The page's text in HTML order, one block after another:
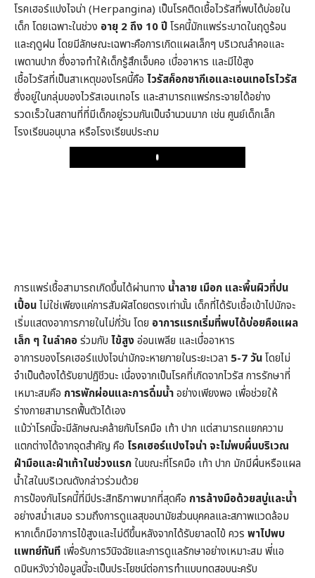
โรคเฮอร์แปงไจน่า (Herpangina) เป็นโรคติดเชื้อไวรัสที่พบได้บ่อยใน
เด็ก โดยเฉพาะในช่วง อายุ 2 ถึง 10 ปีโรคนี้มักแพร่ระบาดในฤดูร้อน
และฤดูฝน โดยมีลักษณะเฉพาะคือการเกิดแผลเล็กๆ บริเวณลำคอและ
เพดานปาก ซึ่งอาจทำให้เด็กรู้สึกเจ็บคอ เบื่ออาหาร และมีไข้สูง
เชื้อไวรัสที่เป็นสาเหตุของโรคนี้คือ ไวรัสค็อกซากีเอและเอนเทอโรไวรัส
ซึ่งอยู่ในกลุ่มของไวรัสเอนเทอโร และสามารถแพร่กระจายได้อย่าง
รวดเร็วในสถานที่ที่มีเด็กอยู่รวมกันเป็นจำนวนมาก เช่น ศูนย์เด็กเล็ก
โรงเรียนอนุบาล หรือโรงเรียนประถม
Play
การแพร่เชื้อสามารถเกิดขึ้นได้ผ่านทาง น้ำลาย เมือก และพื้นผิวที่ปน
เปื้อนไม่ใช่เพียงแค่การสัมผัสโดยตรงเท่านั้น เด็กที่ได้รับเชื้อเข้าไปมักจะ
เริ่มแสดงอาการภายในไม่กี่วัน โดย อาการแรกเริ่มที่พบได้บ่อยคือแผล
เล็ก ๆ ในลำคอร่วมกับ ไข้สูงอ่อนเพลีย และเบื่ออาหาร
อาการของโรคเฮอร์แปงไจน่ามักจะหายภายในระยะเวลา 5-7 วันโดยไม่
จำเป็นต้องได้รับยาปฏิชีวนะ เนื่องจากเป็นโรคที่เกิดจากไวรัส การรักษาที่
เหมาะสมคือ การพักผ่อนและการดื่มน้ำอย่างเพียงพอ เพื่อช่วยให้
ร่างกายสามารถฟื้นตัวได้เอง
แม้ว่าโรคนี้จะมีลักษณะคล้ายกับโรคมือ เท้า ปาก แต่สามารถแยกความ
แตกต่างได้จากจุดสำคัญ คือ โรคเฮอร์แปงไจน่า จะไม่พบผื่นบริเวณ
ฝ่ามือและฝ่าเท้าในช่วงแรกในขณะที่โรคมือ เท้า ปาก มักมีผื่นหรือแผล
น้ำใสในบริเวณดังกล่าวร่วมด้วย
การป้องกันโรคนี้ที่มีประสิทธิภาพมากที่สุดคือ การล้างมือด้วยสบู่และน้ำ
อย่างสม่ำเสมอ รวมถึงการดูแลสุขอนามัยส่วนบุคคลและสภาพแวดล้อม
หากเด็กมีอาการไข้สูงและไม่ดีขึ้นหลังจากได้รับยาลดไข้ ควร พาไปพบ
แพทย์ทันที เพื่อรับการวินิจฉัยและการดูแลรักษาอย่างเหมาะสม พี่แอ
ดมินหวังว่าข้อมูลนี้จะเป็นประโยชน์ต่อการทำแบบทดสอบนะครับ